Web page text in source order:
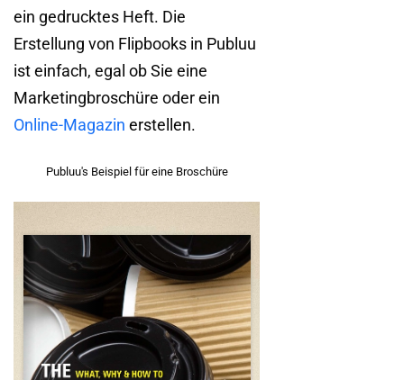
ein gedrucktes Heft. Die
Erstellung von Flipbooks in Publuu
ist einfach, egal ob Sie eine
Marketingbroschüre oder ein
Online-Magazin erstellen.
Publuu's Beispiel für eine Broschüre